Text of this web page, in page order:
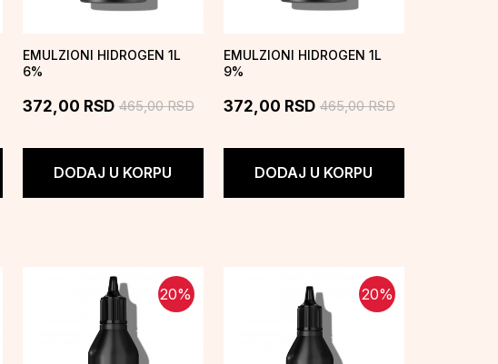
EMULZIONI HIDROGEN 1L
6%
372,00 RSD 465,00RSD
DODAJ U KORPU
EMULZIONI HIDROGEN 1L
9%
372,00 RSD 465,00RSD
DODAJ U KORPU
20% 20%